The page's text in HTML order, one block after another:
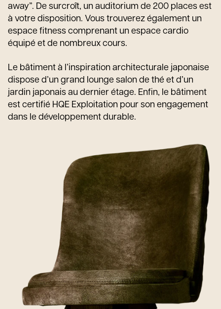
away”. De surcroît, un auditorium de 200 places est
à votre disposition. Vous trouverez également un
espace fitness comprenant un espace cardio
équipé et de nombreux cours.
Le bâtiment à l’inspiration architecturale japonaise
dispose d’un grand lounge salon de thé et d’un
jardin japonais au dernier étage. Enfin, le bâtiment
est certifié HQE Exploitation pour son engagement
dans le développement durable.